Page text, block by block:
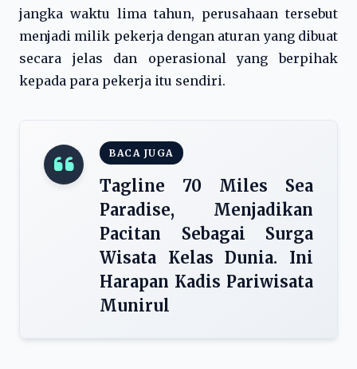
jangka waktu lima tahun, perusahaan tersebut
menjadi milik pekerja dengan aturan yang dibuat
secara jelas dan operasional yang berpihak
kepada para pekerja itu sendiri.
BACA JUGA
Tagline 70 Miles Sea
Paradise, Menjadikan
Pacitan Sebagai Surga
Wisata Kelas Dunia. Ini
Harapan Kadis Pariwisata
Munirul